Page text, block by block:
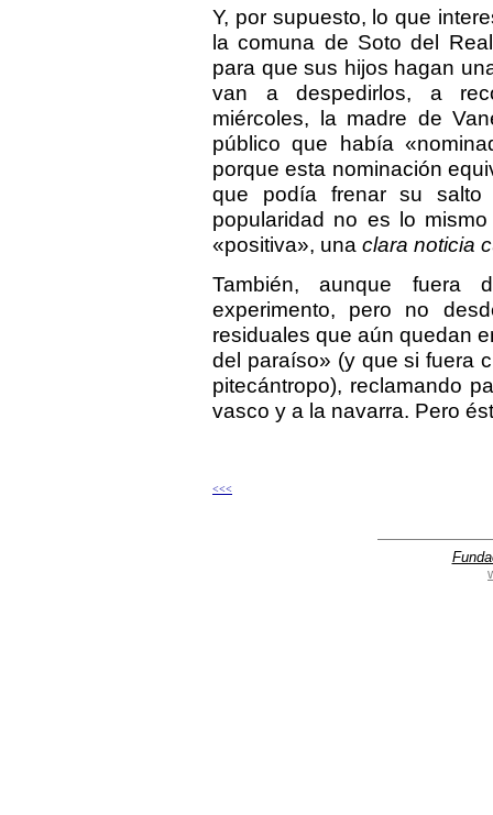
Y, por supuesto, lo que
la comuna de Soto del
para que sus hijos hagan
van a despedirlos, a
miércoles, la madre de
público que había
porque esta nominación
que podía frenar su
popularidad no es lo
«positiva», una clara noticia
También, aunque fuera
experimento, pero no
residuales que aún quedan
del paraíso» (y que si fuera
pitecántropo), reclamando
vasco y a la navarra. Pero
<<<